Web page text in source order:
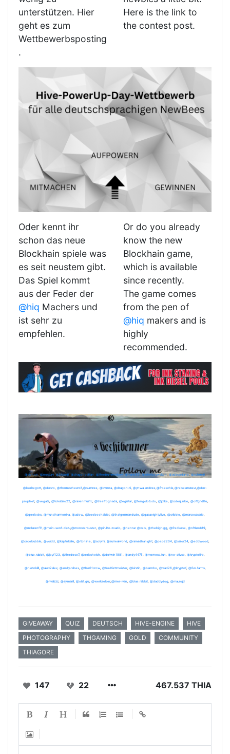
unterstützen. Hier
geht es zum
Wettbewerbsposting
.
Here is the link to
the contest post.
Oder kennt ihr
schon das neue
Blockhain spiele was
es seit neustem gibt.
Das Spiel kommt
aus der Feder der
@hiq Machers und
ist sehr zu
empfehlen.
Or do you already
know the new
Blockhain game,
which is available
since recently.
The game comes
from the pen of
@hiq makers and is
highly
recommended.
@siphon, @noctury,@bitandi, @dragonballfan @thedrummerboy,@mario89,@johnboywalton,@adacardano,@schmidi,
@kaeltegott @desro @thomasthewolf @suntree @kvinna @dragon-ti @ynwa.andree @froeschle @reiseamateur @der-
prophet, @vegata, @tokutaro22 @ravenmus1c, @treefrognada, @egistar, @tengolotodo, @jdike @ciderjunkie @offgridlife
@geelocks @mundharmonika @udow @booboohabibi @thatgermandude @gasaeightyfive @cribbio @marcocasario
@mclarenf11 @mein-senf-dazu, @monsterbuster, @pirulito.zoado, @henruc @xels, @thebighigg, @fredkese @nftland89,
@circlebubble @voidd, @kaptnkalle @rtonline @solymi, @surrealworld, @ramadhanight, @pep2204, @sailor24, @eddwood,
@blue.rabbit, @jeyf123, @thedoco7, @oelscheich @dotwin1981 @andy4475, @memess.fun @no-ativce @kryptofire
@nietokilll, @alex2alex, @andy-vibes, @the01crow, @fredfettmeister, @kirstin @barmbo, @vlad26, @kryptof, @fun.farms,
@rivalzzz, @sylmarill, @olaf.gui, @werkseber, @irrer-ivan @blue.rabbit, @daddydog, @maurojd
GIVEAWAY QUIZ DEUTSCH HIVE-ENGINE
HIVE
PHOTOGRAPHY
THGAMING GOLD
COMMUNITY
THIAGORE
147 22 467.537 THIA